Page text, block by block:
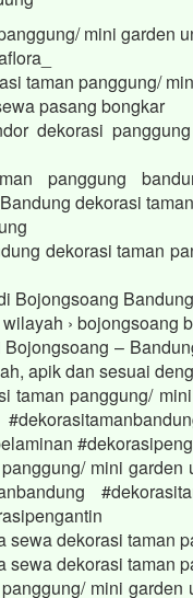
mini garden
taman panggung/
pasang bongkar
dekorasi
panggung
dekorasi
dekorasi taman
Bojongsoang Bandung
› bojongsoang
–
apik dan sesuai
taman panggung/
mini garden
sewa dekorasi taman
sewa dekorasi taman
mini garden